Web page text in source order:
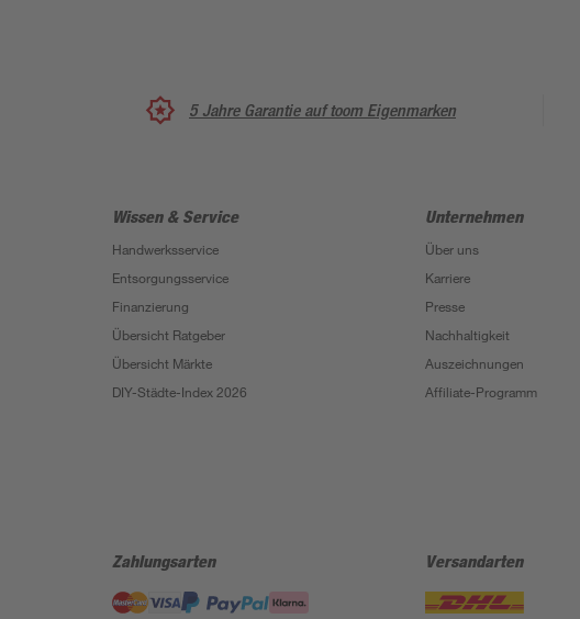
5 Jahre Garantie auf toom Eigenmarken
Wissen & Service
Handwerksservice
Entsorgungsservice
Finanzierung
Übersicht Ratgeber
Übersicht Märkte
DIY-Städte-Index 2026
Unternehmen
Über uns
Karriere
Presse
Nachhaltigkeit
Auszeichnungen
Affiliate-Programm
Zahlungsarten Versandarten